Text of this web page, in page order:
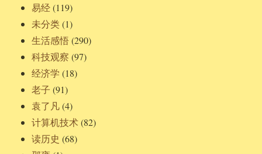
易经(119)
未分类(1)
生活感悟(290)
科技观察 (97)
经济学 (18)
老子 (91)
袁了凡(4)
计算机技术(82)
读历史 (68)